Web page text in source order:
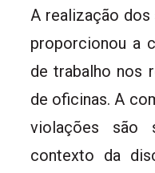
A realização
proporcionou a
de trabalho nos
de oficinas. A
violações são
contexto da